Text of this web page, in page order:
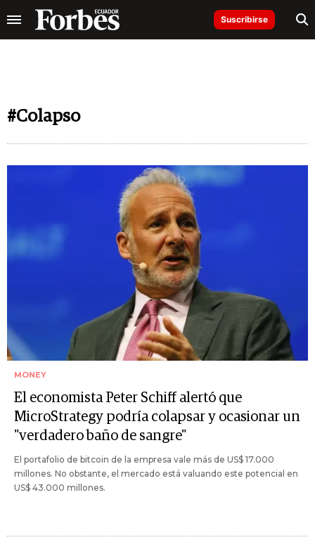
Suscribirse
#Colapso
MONEY
El economista Peter Schiff alertó que
MicroStrategy podría colapsar y ocasionar un
"verdadero baño de sangre"
El portafolio de bitcoin de la empresa vale más de US$ 17.000
millones. No obstante, el mercado está valuando este potencial en
US$ 43.000 millones.